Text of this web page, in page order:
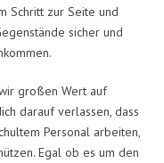
Schritt zur Seite und
sicher und
großen Wert auf
darauf verlassen, dass
Personal arbeiten,
Egal ob es um den